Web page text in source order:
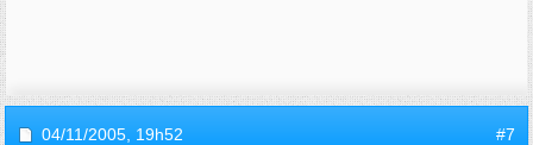
04/11/2005, 19h52 #7